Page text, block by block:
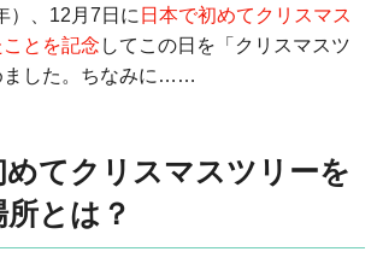
）、12月7日に 日本で初めてクリスマス
とを記念 してこの日を「クリスマスツ
ました。ちなみに……
めてクリスマスツリーを
とは？